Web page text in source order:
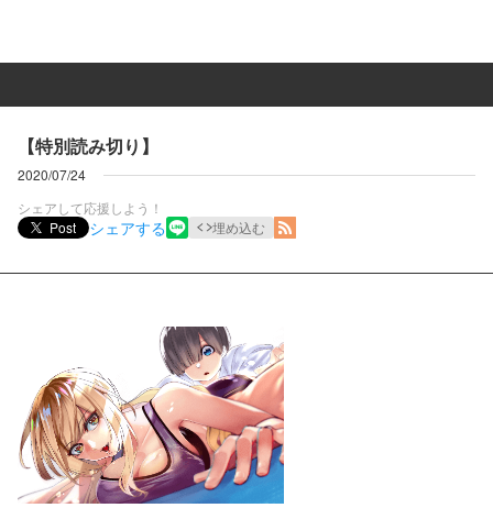
【特別読み切り】
2020/07/24
シェアして応援しよう！
Post
シェアする 埋め込む